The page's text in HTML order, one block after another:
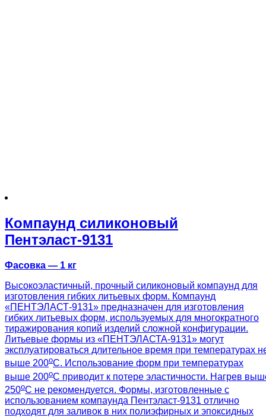
Компаунд силиконовый
Пентэласт-9131
Фасовка — 1 кг
Высокоэластичный, прочный силиконовый компаунд для
изготовления гибких литьевых форм. Компаунд
«ПЕНТЭЛАСТ-9131» предназначен для изготовления
гибких литьевых форм, используемых для многократного
тиражирования копий изделий сложной конфигурации.
Литьевые формы из «ПЕНТЭЛАСТА-9131» могут
эксплуатироваться длительное время при температурах
выше 200оС. Использование форм при температурах
выше 200оС приводит к потере эластичности. Нагрев
250оС не рекомендуется. Формы, изготовленные с
использованием компаунда Пентэласт-9131 отлично
подходят для заливок в них полиэфирных и эпоксидных